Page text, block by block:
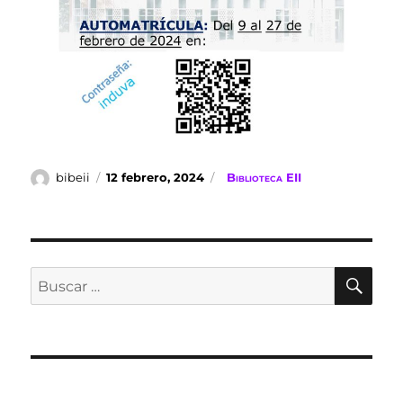
Autor
bibeii
Publicado
12 febrero, 2024 Categorías
Biblioteca EII
Buscar
por: